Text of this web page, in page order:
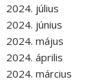
2024. július
2024. június
2024. május
2024. április
2024. március